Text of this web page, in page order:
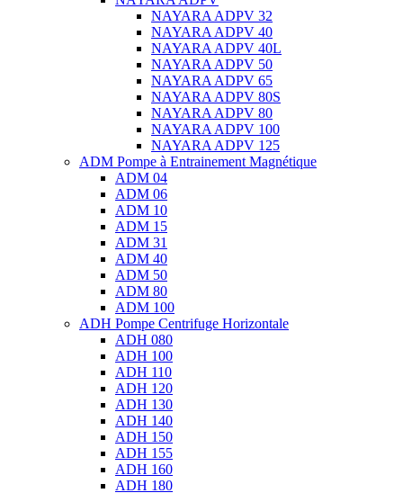
NAYARA ADPV 32
NAYARA ADPV 40
NAYARA ADPV 40L
NAYARA ADPV 50
NAYARA ADPV 65
NAYARA ADPV 80S
NAYARA ADPV 80
NAYARA ADPV 100
NAYARA ADPV 125
ADM Pompe à Entrainement Magnétique
ADM 04
ADM 06
ADM 10
ADM 15
ADM 31
ADM 40
ADM 50
ADM 80
ADM 100
ADH Pompe Centrifuge Horizontale
ADH 080
ADH 100
ADH 110
ADH 120
ADH 130
ADH 140
ADH 150
ADH 155
ADH 160
ADH 180